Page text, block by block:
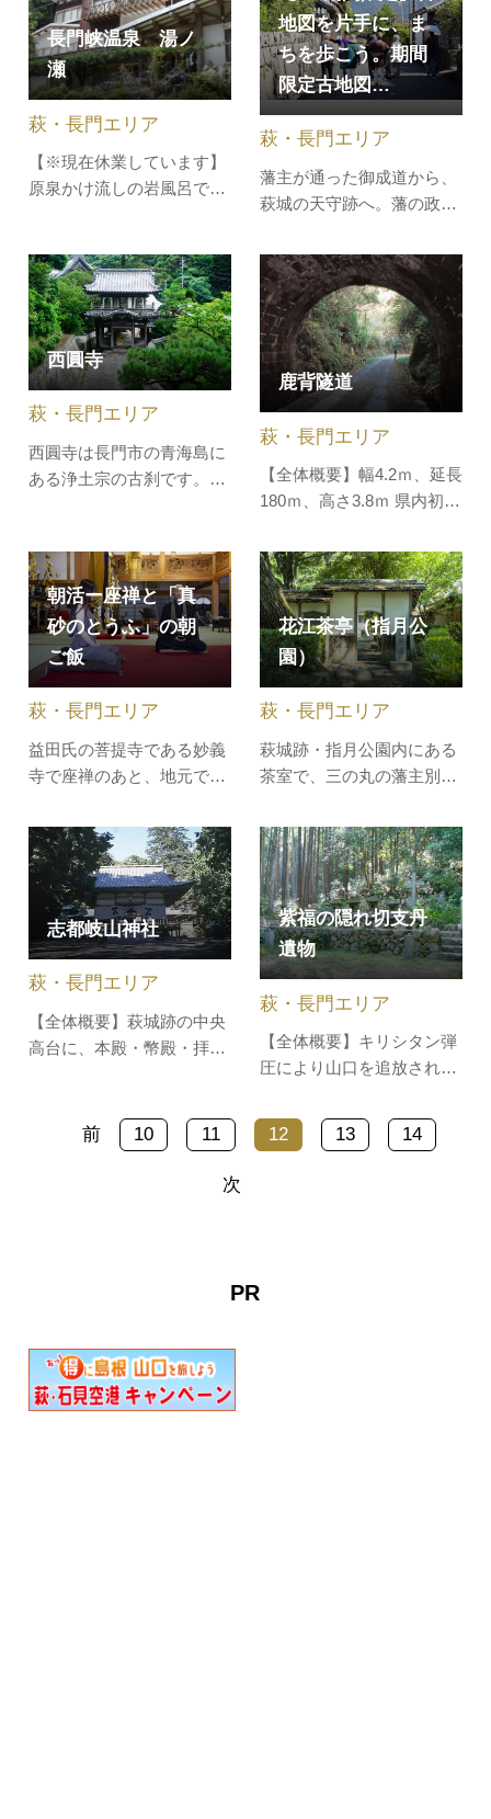
萩の歴史を体感できます。
平坦で歩きやすいコースで
す。萩博物館→北の総門→
見えることから俵島とよば
れています。波蝕と風蝕に
より、玄武岩の柱状・柱状
節理が発達したもので、海
もあります。
長門峡温泉 湯ノ
瀬
【※現在休業しています】
原泉かけ流しの岩風呂で
か、岸つつじ、ほたる、紅
葉など、四季折々の自然が
楽しめる温泉施設です。■
泉質：単純弱放射能温泉■
効能：神経痛、筋肉痛、関
ばり、打ち身…
萩・長門エリア
地図を片手に、ま
ちを歩こう。期間
限定古地図…
藩主が通った御成道から、
萩城の天守跡へ。藩の政庁
「本丸・二の丸」に、重臣
たちの屋敷がある「三の
丸」まで、萩城のすべてを
めぐる大満喫のフルコー
ス。たっぷり歩いて学んだ
後は、夏みかんスイーツが
待っています。萩焼小物の
お土産付きです…
萩・長門エリア
西圓寺
西圓寺は長門市の青海島に
ある浄土宗の古刹です。入
する特異な形式をもってい
ます。山門は、江戸時代に
萩の大照院にありました
が、明治前期に西圓寺に移
ったものです。また、冬の
終わりには梅が咲き、夏季
には青蓮を…
萩・長門エリア
鹿背隧道
【全体概要】幅4.2ｍ、延長
180ｍ、高さ3.8ｍ 県内初の
15年着工の県道小郡萩線に
あります（現県道とは違
う）。藩庁移転後の萩の回
生への期待がこめられた隧
道で、山口県下最初の石造
洋風隧道として記録されて
います。130年近く経過し
ています…
萩・長門エリア
朝活ー座禅と「真
砂のとうふ」の朝
ご飯
益田氏の菩提寺である妙義
寺で座禅のあと、地元で人
づくりする朝食体験。薬膳
インストラクターが用意す
る薬味といただく手づくり
豆腐は格別です。薬膳の解
説付き。
萩・長門エリア
花江茶亭（指月公
園）
萩城跡・指月公園内にある
茶室で、三の丸の藩主別邸
ものです。幕末期の藩主敬
親は、尊攘の志士とこの茶
室で茶事に托して時勢を論
じ、国事を画策したといわ
れています。建物は木造入
母屋造り茅葺き平屋建て
屋からなっ…
萩・長門エリア
志都岐山神社
【全体概要】萩城跡の中央
高台に、本殿・幣殿・拝殿
ノは、県の天然記念物に指
定されています。2015年7
月に世界遺産に登録された
萩・長門エリア
紫福の隠れ切支丹
遺物
【全体概要】キリシタン弾
圧により山口を追放された
離れた紫福の地で密かに信
仰を続けました。その名残
萩・長門エリア
前 10 11 12 13 14
次
PR